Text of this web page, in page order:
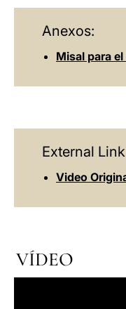
Anexos:
Misal para
External
Video
VÍDEO